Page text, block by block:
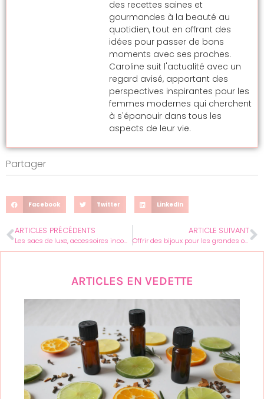
des recettes saines et
gourmandes à la beauté au
quotidien, tout en offrant des
idées pour passer de bons
moments avec ses proches.
Caroline suit l'actualité avec un
regard avisé, apportant des
perspectives inspirantes pour les
femmes modernes qui cherchent
à s'épanouir dans tous les
aspects de leur vie.
Partager
Facebook Twitter LinkedIn
ARTICLES PRÉCÉDENTS
Les sacs de luxe, accessoires incontournables pour être au cœur de la tendance
ARTICLE SUIVANT
Offrir des bijoux pour les grandes occasions : optez pour des cadeaux mémorables
ARTICLES EN VEDETTE